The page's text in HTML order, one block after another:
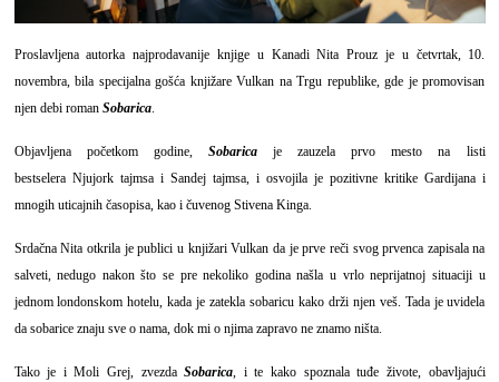
Proslavljena autorka najprodavanije knjige u Kanadi Nita Prouz je u četvrtak, 10.
novembra, bila specijalna gošća knjižare Vulkan na Trgu republike, gde je promovisan
njen debi roman Sobarica.
Objavljena početkom godine, Sobaricaje zauzela prvo mesto na listi
bestselera Njujork tajmsa i Sandej tajmsa, i osvojila je pozitivne kritike Gardijana i
mnogih uticajnih časopisa, kao i čuvenog Stivena Kinga.
Srdačna Nita otkrila je publici u knjižari Vulkan da je prve reči svog prvenca zapisala na
salveti, nedugo nakon što se pre nekoliko godina našla u vrlo neprijatnoj situaciji u
jednom londonskom hotelu, kada je zatekla sobaricu kako drži njen veš. Tada je uvidela
da sobarice znaju sve o nama, dok mi o njima zapravo ne znamo ništa.
Tako je i Moli Grej, zvezdaSobarica, i te kako spoznala tuđe živote, obavljajući